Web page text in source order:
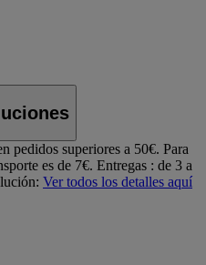
pedidos superiores a 50€. Para
es de 7€. Entregas : de 3 a
Ver todos los detalles aquí